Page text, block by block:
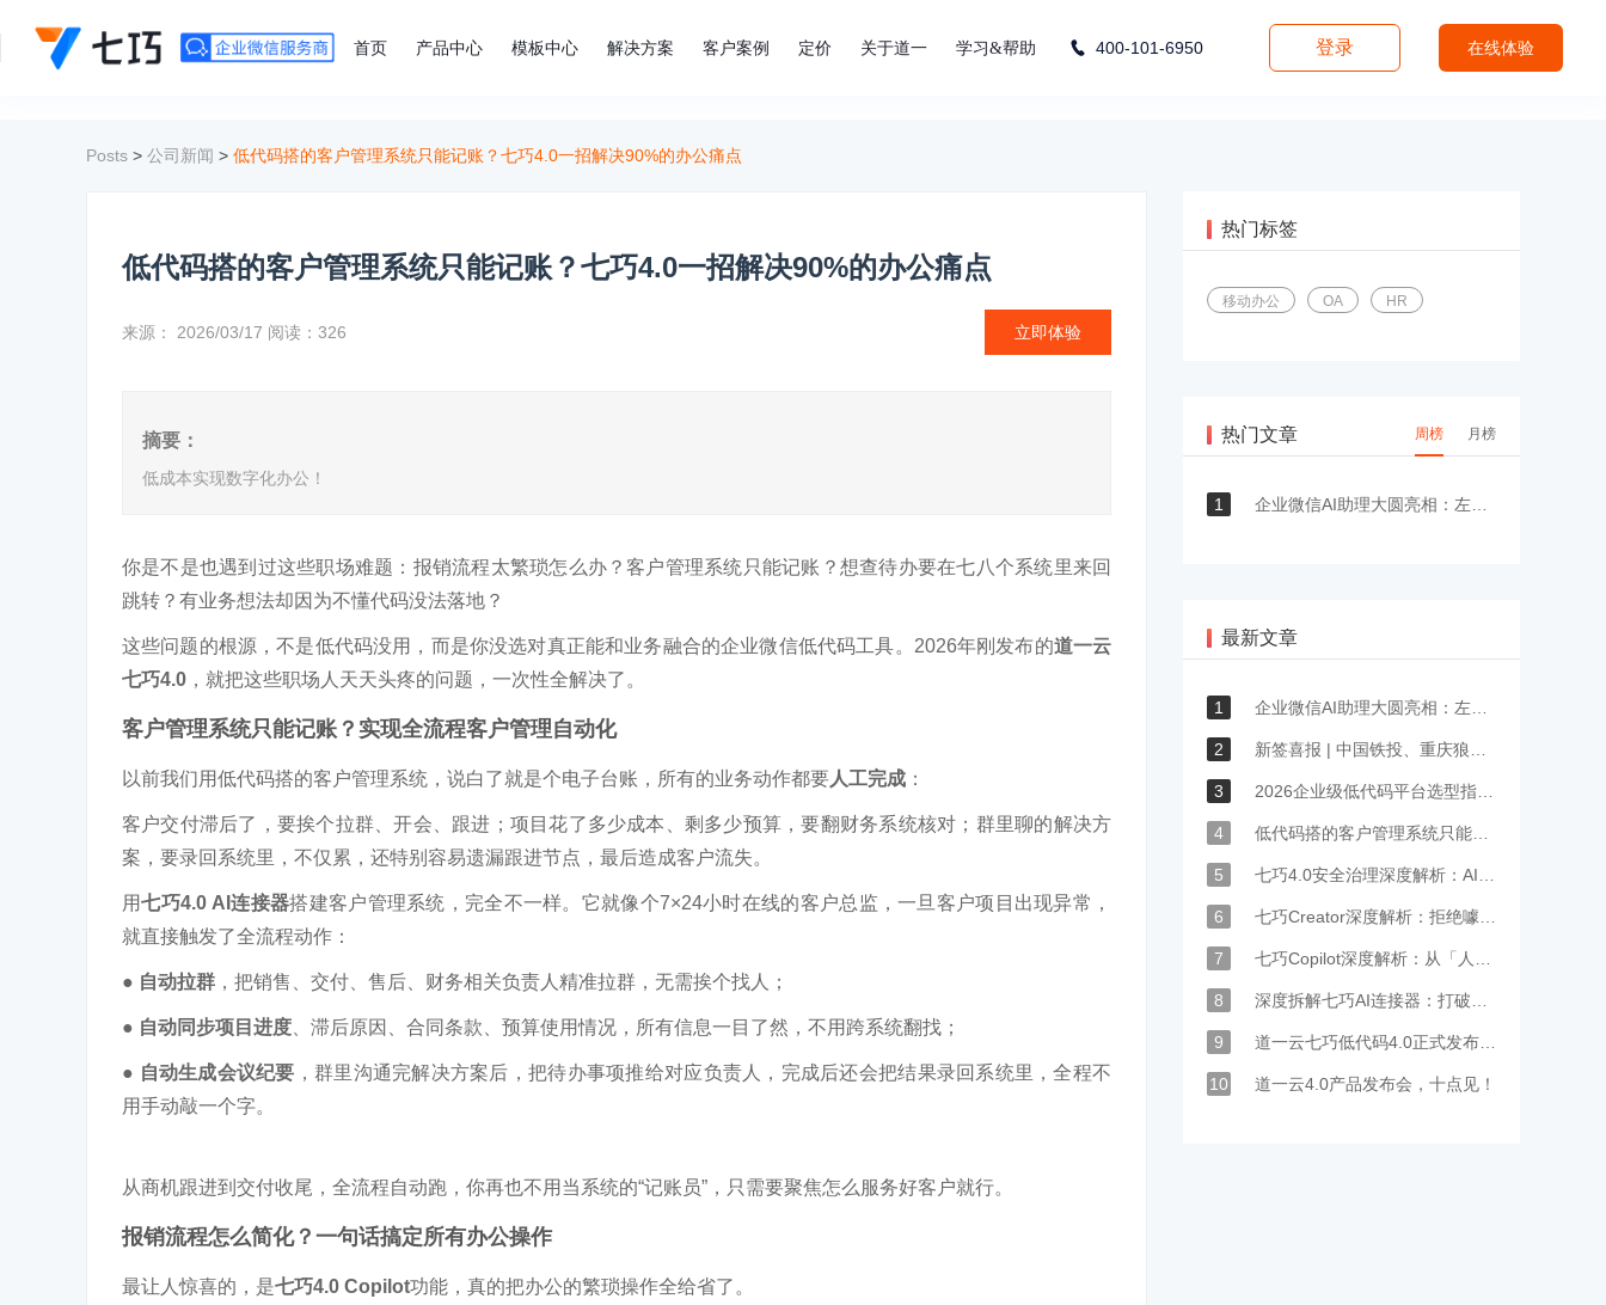
首页 产品中心 模板中心 解决方案 客户案例 定价 关于道一 学习&帮助 400-101-6950 登录 在线体验
Posts > 公司新闻 > 低代码搭的客户管理系统只能记账？七巧4.0一招解决90%的办公痛点
低代码搭的客户管理系统只能记账？七巧4.0一招解决90%的办公痛点
来源： 2026/03/17 阅读：326 立即体验
摘要：
低成本实现数字化办公！
你是不是也遇到过这些职场难题：报销流程太繁琐怎么办？客户管理系统只能记账？想查待办要在七八个系统里来回
跳转？有业务想法却因为不懂代码没法落地？
这些问题的根源，不是低代码没用，而是你没选对真正能和业务融合的企业微信低代码工具。2026年刚发布的道一云
七巧4.0 ，就把这些职场人天天头疼的问题，一次性全解决了。
客户管理系统只能记账？ 实现全流程客户管理自动化
以前我们用低代码搭的客户管理系统，说白了就是个电子台账，所有的业务动作都要人工完成 ：
客户交付滞后了，要挨个拉群、开会、跟进；项目花了多少成本、剩多少预算，要翻财务系统核对；群里聊的解决方
案，要录回系统里，不仅累，还特别容易遗漏跟进节点，最后造成客户流失。
用七巧4.0 AI连接器搭建客户管理系统，完全不一样。它就像个7×24小时在线的客户总监，一旦客户项目出现异常，
就直接触发了全流程动作：
● 自动拉群 ，把销售、交付、售后、财务相关负责人精准拉群，无需挨个找人；
● 自动同步项目进度 、滞后原因、合同条款、预算使用情况，所有信息一目了然，不用跨系统翻找；
● 自动生成会议纪要 ，群里沟通完解决方案后，把待办事项推给对应负责人，完成后还会把结果录回系统里，全程不
用手动敲一个字。
从商机跟进到交付收尾，全流程自动跑，你再也不用当系统的“记账员”，只需要聚焦怎么服务好客户就行。
报销流程怎么简化？ 一句话搞定所有办公操作
最让人惊喜的，是七巧4.0 Copilot功能，真的把办公的繁琐操作全给省了。
热门标签
移动办公 OA HR
热门文章 周榜 月榜
1 企业微信AI助理大圆亮相：左滑一下，召唤工作流里的业务
最新文章
1 企业微信AI助理大圆亮相：左滑一下，召唤工作流里的业务
2 新签喜报 | 中国铁投、重庆狼卜、中顺洁柔等众多企业签约道一云
3 2026企业级低代码平台选型指南：企业微信生态内怎么选？看这4个标准就够了
4 低代码搭的客户管理系统只能记账？七巧4.0一招解决90%的办公痛点
5 七巧4.0安全治理深度解析：AI时代，筑牢企业数字化的稳定基石
6 七巧Creator深度解析：拒绝噱头式生成，AI贯通低代码开发全生命周期
7 七巧Copilot深度解析：从「人找功能」到「系统找人」，焕新企业级软件交互范式
8 深度拆解七巧AI连接器：打破协同与业务壁垒，重构企业级业务全链路自动化
9 道一云七巧低代码4.0正式发布：企业微信AI原生加持，定义企业数字化新效率
10 道一云4.0产品发布会，十点见！